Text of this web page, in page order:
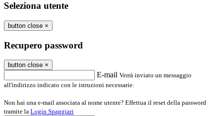
Seleziona utente
button close ×
Recupero password
button close ×
E-mail Verrà inviato un messaggio
all'indirizzo indicato con le istruzioni necessarie.
Non hai una e-mail associata al nome utente? Effettua il reset della password
tramite la Login Spaggiari